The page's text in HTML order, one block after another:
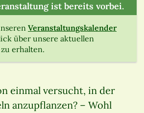
ist bereits vorbei.
Veranstaltungskalender
über unsere aktuellen
erhalten.
einmal versucht, in der
anzupflanzen? – Wohl